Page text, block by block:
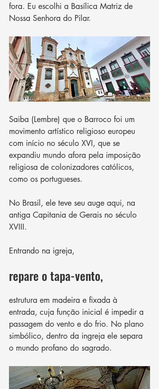
fora. Eu escolhi a Basílica Matriz de
Nossa Senhora do Pilar.
Saiba (Lembre) que o Barroco foi um
movimento artístico religioso europeu
com início no século XVI, que se
expandiu mundo afora pela imposição
religiosa de colonizadores católicos,
como os portugueses.
No Brasil, ele teve seu auge aqui, na
antiga Capitania de Gerais no século
XVIII.
Entrando na igreja,
repare o tapa-vento,
estrutura em madeira e fixada à
entrada, cuja função inicial é impedir a
passagem do vento e do frio. No plano
simbólico, dentro da ingreja ele separa
o mundo profano do sagrado.